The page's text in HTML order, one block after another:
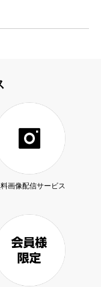
画像配信サービス